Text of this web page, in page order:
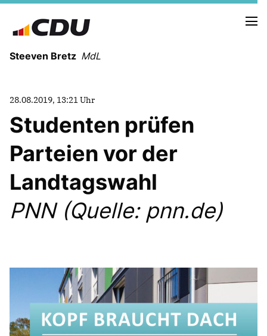
Steeven Bretz MdL
VITA
WAHLKREISBESUCHE
PRESSEFOTOS
MEIN BÜRGERBÜRO
Anträge CDU
Kleine Anfragen
CDU Deutschland
28.08.2019, 13:21 Uhr
Studenten prüfen
Parteien vor der
Landtagswahl
PNN (Quelle: pnn.de)